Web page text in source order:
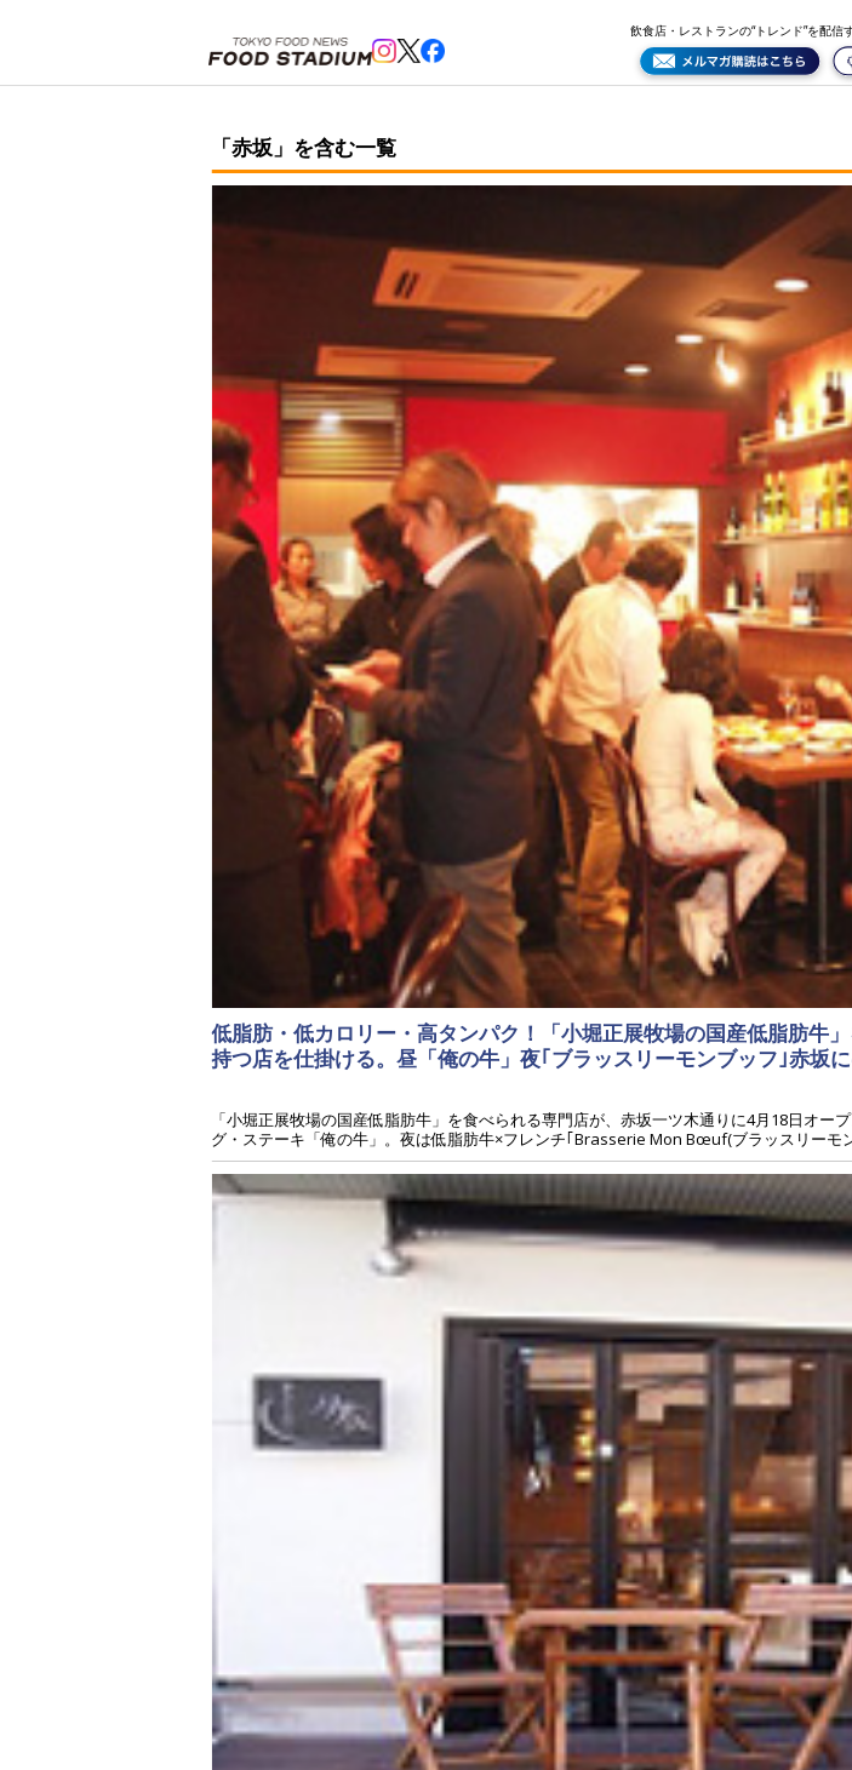
飲食店・レストランの“トレンド”を配信
「赤坂」を含む一覧
低脂肪・低カロリー・高タンパク！「小堀正展牧場の国産低脂肪牛
持つ店を仕掛ける。昼「俺の牛」夜｢ブラッスリーモンブッフ｣赤坂
「小堀正展牧場の国産低脂肪牛」を食べられる専門店が、赤坂一ツ木通りに4月18日オ
グ・ステーキ「俺の牛」。夜は低脂肪牛×フレンチ｢Brasserie Mon Bœuf(ブラッスリーモ